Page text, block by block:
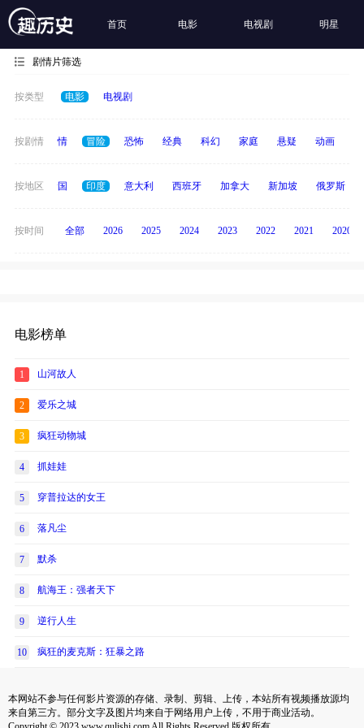
首页 电影 电视剧 明星
剧情片筛选
按类型 电影 电视剧
按剧情
喜剧 爱情 冒险 恐怖 经典 科幻 家庭 悬疑 动画
按地区
德国 泰国 印度 意大利 西班牙 加拿大 新加坡 俄罗斯
按时间 全部 2026 2025 2024 2023 2022 2021 2020
电影榜单
1 山河故人
2 爱乐之城
3 疯狂动物城
4 抓娃娃
5 穿普拉达的女王
6 落凡尘
7 默杀
8 航海王：强者天下
9 逆行人生
10 疯狂的麦克斯：狂暴之路
本网站不参与任何影片资源的存储、录制、剪辑、上传，本站所有视频播放源均
来自第三方。部分文字及图片均来自于网络用户上传，不用于商业活动。